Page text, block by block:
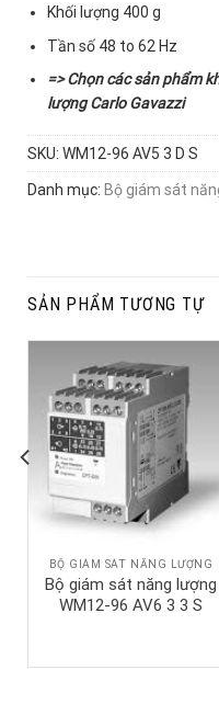
Khối lượng 400 g
Tần số 48 to 62 Hz
=> Chọn các sản phẩm
lượng Carlo Gavazzi
SKU: WM12-96 AV5 3 D S
Danh mục: Bộ giám sát
SẢN PHẨM TƯƠNG TỰ
BỘ GIÁM SÁT NĂNG LƯỢNG
Bộ giám sát năng lượng
WM12-96 AV6 3 3 S